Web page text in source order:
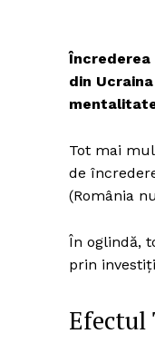
din
Tot mai
de
(România
În oglindă,
prin
Efectul